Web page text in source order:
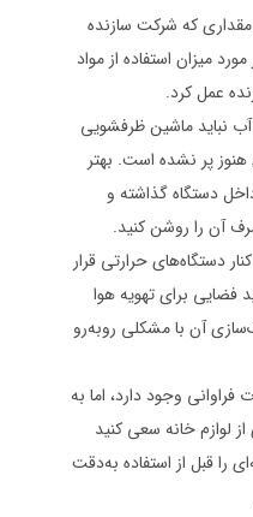
که شرکت سازنده
میزان استفاده از مواد
عمل کرد.
نباید ماشین ظرفشویی
پر نشده است. بهتر
دستگاه گذاشته و
آن را روشن کنید.
دستگاه‌های حرارتی قرار
فضایی برای تهویه هوا
آن با مشکلی روبه‌رو
فراوانی وجود دارد، اما به
لوازم خانه سعی کنید
را قبل از استفاده به‌دقت